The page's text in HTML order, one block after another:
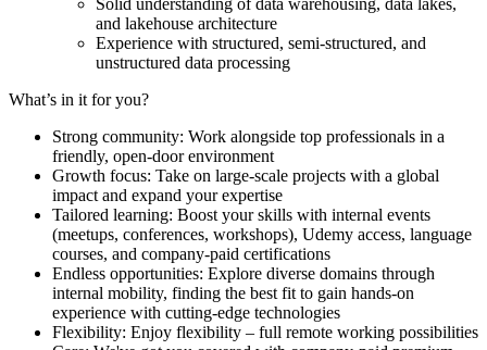
Solid understanding of data warehousing, data lakes,
and lakehouse architecture
Experience with structured, semi-structured, and
unstructured data processing
What’s in it for you?
Strong community: Work alongside top professionals in a
friendly, open-door environment
Growth focus: Take on large-scale projects with a global
impact and expand your expertise
Tailored learning: Boost your skills with internal events
(meetups, conferences, workshops), Udemy access, language
courses, and company-paid certifications
Endless opportunities: Explore diverse domains through
internal mobility, finding the best fit to gain hands-on
experience with cutting-edge technologies
Flexibility: Enjoy flexibility – full remote working possibilities